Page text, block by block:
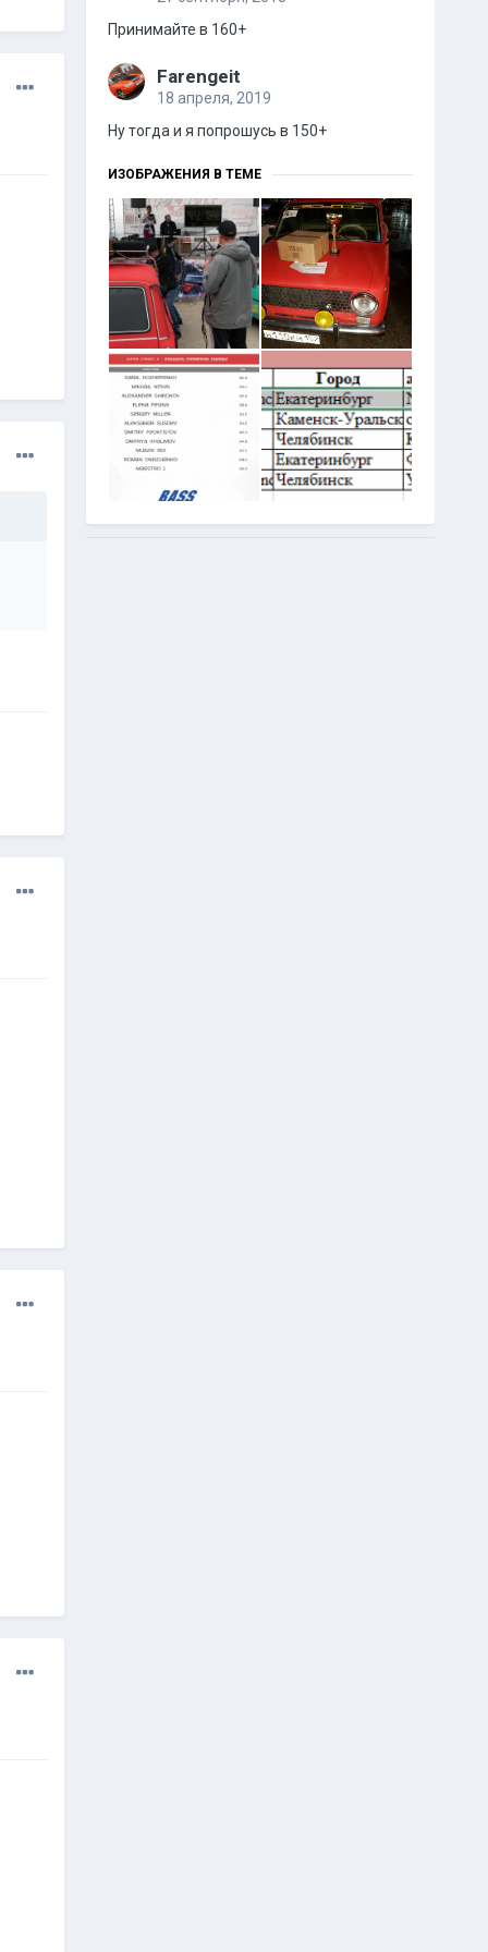
Принимайте в 160+
Farengeit
18 апреля, 2019
Ну тогда и я попрошусь в 150+
ИЗОБРАЖЕНИЯ В ТЕМЕ